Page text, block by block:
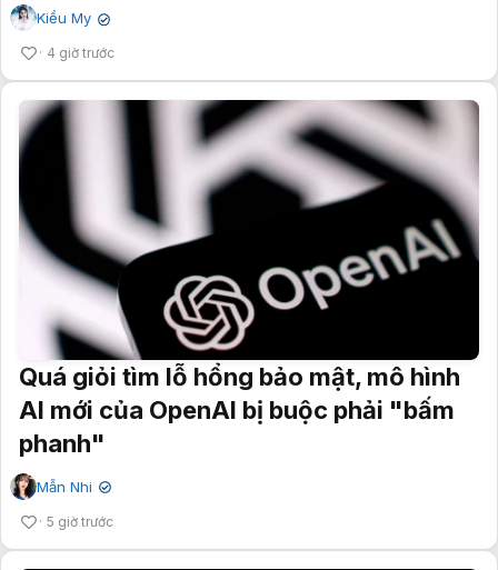
Kiều My ✔
4 giờ trước
Quá giỏi tìm lỗ hổng bảo mật, mô hình
AI mới của OpenAI bị buộc phải "bấm
phanh"
Mẫn Nhi ✔
5 giờ trước